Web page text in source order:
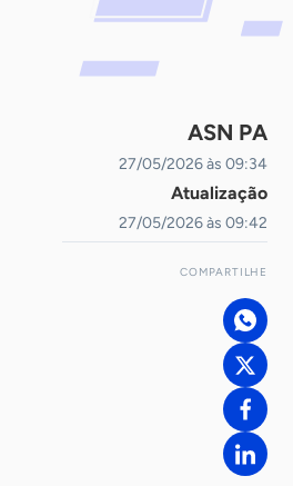
ASN PA
27/05/2026 às 09:34
Atualização
27/05/2026 às 09:42
COMPARTILHE